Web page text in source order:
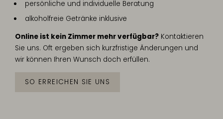
persönliche und individuelle Beratung
alkoholfreie Getränke inklusive
Online ist kein Zimmer mehr verfügbar? Kontaktieren
Sie uns. Oft ergeben sich kurzfristige Änderungen und
wir können Ihren Wunsch doch erfüllen.
SO ERREICHEN SIE UNS